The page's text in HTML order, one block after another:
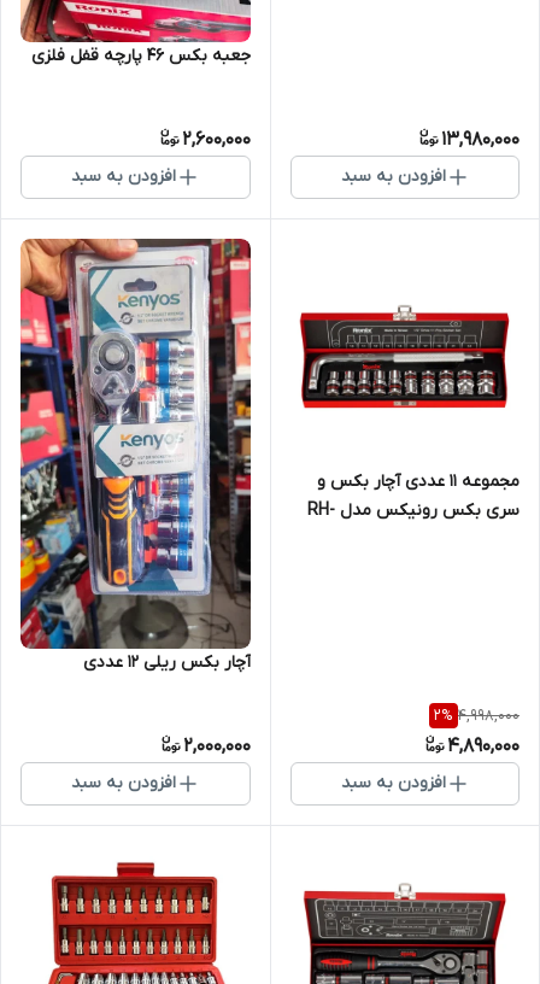
13,980,000
افزودن به سبد
جعبه بکس 46 پارچه قفل فلزی
2,600,000
افزودن به سبد
مجموعه 11 عددی آچار بکس و
سری بکس رونیکس مدل RH-
4,998,000
2%
4,890,000
افزودن به سبد
آچار بکس ریلی ۱۲ عددی
2,000,000
افزودن به سبد